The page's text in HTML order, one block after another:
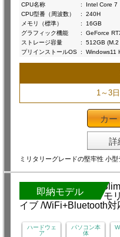
CPU名称
:
Intel Core 7
CPU型番（周波数）
:
240H
メモリ（標準）
:
16GB
グラフィック機能
:
GeForce
ストレージ容量
:
512GB (M.2
プリインストールOS : Windows11
1～3
カー
詳
ミリタリーグレードの堅牢性 小
即納モデル
ハードウェ
ア
パソコン本
体